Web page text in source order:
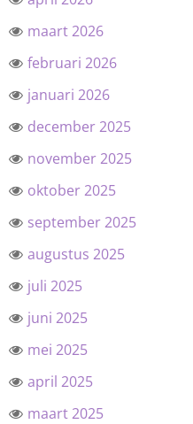
maart 2026
februari 2026
januari 2026
december 2025
november 2025
oktober 2025
september 2025
augustus 2025
juli 2025
juni 2025
mei 2025
april 2025
maart 2025